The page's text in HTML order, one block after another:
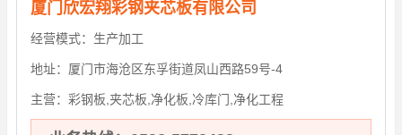
厦门欣宏翔彩钢夹芯板有限公司
经营模式： 生产加工
地址： 厦门市海沧区东孚街道凤山西路59号-4
主营： 彩钢板,夹芯板,净化板,冷库门,净化工程